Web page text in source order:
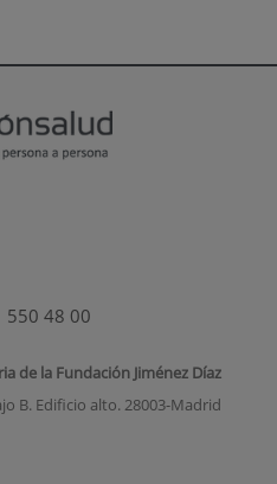
550 48 00
de la Fundación Jiménez Díaz
B. Edificio alto. 28003-Madrid